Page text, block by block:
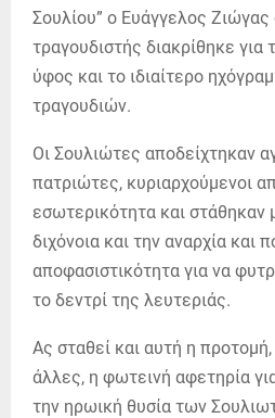
Σουλίου” ο Ευάγγελος
τραγουδιστής διακρίθηκε για
ύφος και το ιδιαίτερο
τραγουδιών.
Οι Σουλιώτες αποδείχτηκαν
πατριώτες, κυριαρχούμενοι
εσωτερικότητα και στάθηκαν
διχόνοια και την αναρχία και
αποφασιστικότητα για να
το δεντρί της λευτεριάς.
Ας σταθεί και αυτή η
άλλες, η φωτεινή αφετηρία
την ηρωική θυσία των